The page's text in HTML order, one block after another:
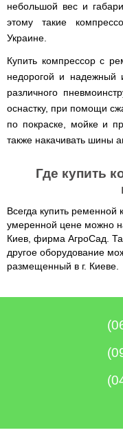
небольшой вес и
этому такие
Украине.
Купить компрессор с
недорогой и надежный
различного
оснастку, при помощи
по покраске, мойке и
также накачивать шины
Где купить
Всегда купить ременной
умеренной цене можно
Киев, фирма АгроСад.
другое оборудование
размещенный в г. Киеве.